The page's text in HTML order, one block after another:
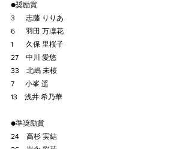
●奨励賞
3　  志藤 りりあ
6　  羽田 万凜花
1       久保 里桜子
27　中川 愛悠
33    北嶋 未桜
7 　 小峯 遥
13　浅井 希乃華
●準奨励賞
24　高杉 実結